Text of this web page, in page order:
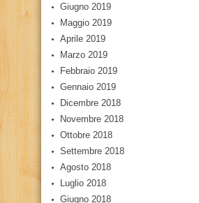
Giugno 2019
Maggio 2019
Aprile 2019
Marzo 2019
Febbraio 2019
Gennaio 2019
Dicembre 2018
Novembre 2018
Ottobre 2018
Settembre 2018
Agosto 2018
Luglio 2018
Giugno 2018